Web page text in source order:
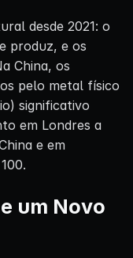
desde 2021: o
produz, e os
China, os
pelo metal físico
significativo
em Londres a
e em
um Novo